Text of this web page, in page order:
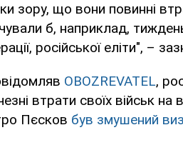
зору, що вони повинні
б, наприклад,
російської еліти", –
OBOZREVATEL,
втрати своїх військ
Пєсков був змушений